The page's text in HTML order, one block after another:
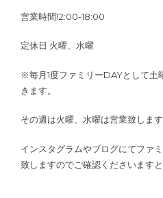
営業時間12:00-18:00
定休日 火曜、水曜
※毎月1度ファミリーDAYとして土
きます。
その週は火曜、水曜は営業致します
インスタグラムやブログにてファ
致しますのでご確認くださいますと